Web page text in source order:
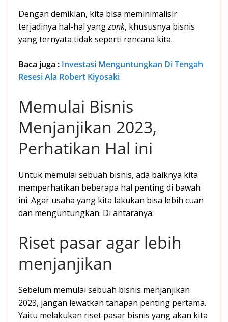
Dengan demikian, kita bisa meminimalisir
terjadinya hal-hal yangzonk, khususnya bisnis
yang ternyata tidak seperti rencana kita.
Baca juga : Investasi Menguntungkan Di Tengah
Resesi Ala Robert Kiyosaki
Memulai Bisnis
Menjanjikan 2023,
Perhatikan Hal ini
Untuk memulai sebuah bisnis, ada baiknya kita
memperhatikan beberapa hal penting di bawah
ini. Agar usaha yang kita lakukan bisa lebih cuan
dan menguntungkan. Di antaranya:
Riset pasar agar lebih
menjanjikan
Sebelum memulai sebuah bisnis menjanjikan
2023, jangan lewatkan tahapan penting pertama.
Yaitu melakukan riset pasar bisnis yang akan kita